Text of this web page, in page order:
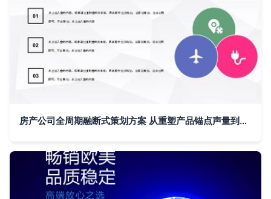
房产公司全周期融断式策划方案 从重塑产品锚点声量到头雁覆盖的实战汇报模板